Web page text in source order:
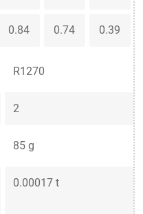
0.84 0.74 0.39
R1270
2
85 g
0.00017 t